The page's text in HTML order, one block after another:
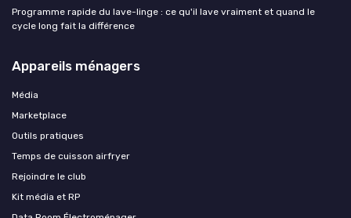
Programme rapide du lave-linge : ce qu'il lave vraiment et quand le
cycle long fait la différence
Appareils ménagers
Média
Marketplace
Outils pratiques
Temps de cuisson airfryer
Rejoindre le club
Kit média et RP